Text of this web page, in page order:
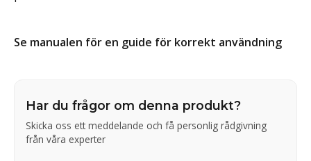
Se manualen för en guide för korrekt användning
Har du frågor om denna produkt?
Skicka oss ett meddelande och få personlig rådgivning
från våra experter